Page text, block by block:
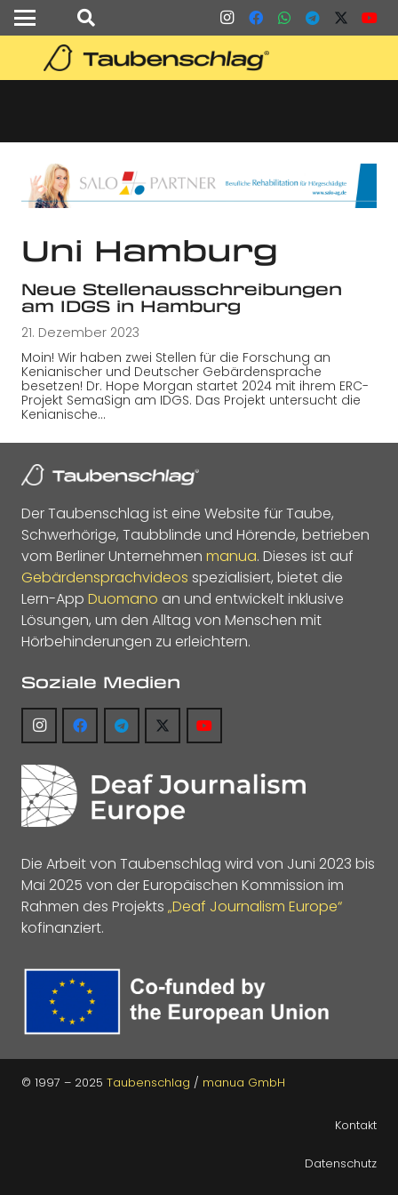
Uni Hamburg
Neue Stellenausschreibungen
am IDGS in Hamburg
21. Dezember 2023
Moin! Wir haben zwei Stellen für die Forschung an
Kenianischer und Deutscher Gebärdensprache
besetzen! Dr. Hope Morgan startet 2024 mit ihrem ERC-
Projekt SemaSign am IDGS. Das Projekt untersucht die
Kenianische…
Der Taubenschlag ist eine Website für Taube,
Schwerhörige, Taubblinde und Hörende, betrieben
vom Berliner Unternehmen manua. Dieses ist auf
Gebärdensprachvideos spezialisiert, bietet die
Lern-App Duomano an und entwickelt inklusive
Lösungen, um den Alltag von Menschen mit
Hörbehinderungen zu erleichtern.
Soziale Medien
Die Arbeit von Taubenschlag wird von Juni 2023 bis
Mai 2025 von der Europäischen Kommission im
Rahmen des Projekts „Deaf Journalism Europe“
kofinanziert.
© 1997 – 2025 Taubenschlag / manua GmbH
Kontakt
Datenschutz